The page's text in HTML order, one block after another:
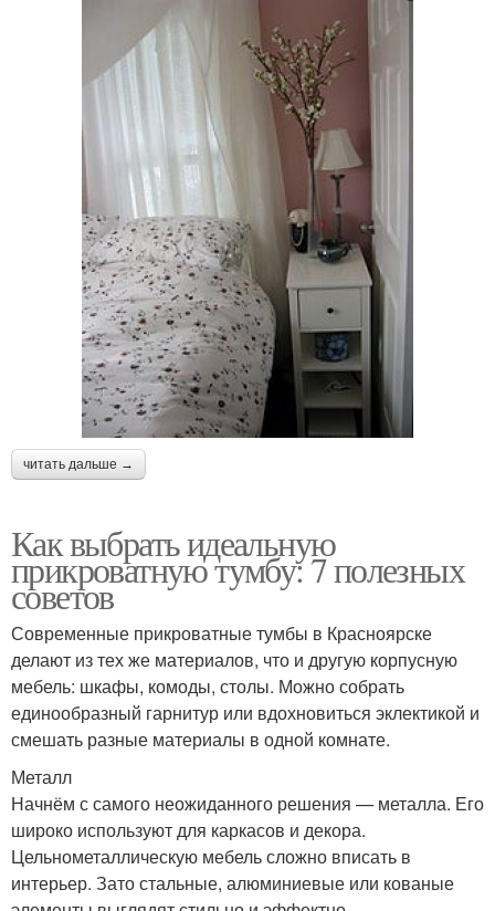
читать дальше →
Как выбрать идеальную
прикроватную тумбу: 7 полезных
советов
Современные прикроватные тумбы в Красноярске
делают из тех же материалов, что и другую корпусную
мебель: шкафы, комоды, столы. Можно собрать
единообразный гарнитур или вдохновиться эклектикой и
смешать разные материалы в одной комнате.
Металл
Начнём с самого неожиданного решения — металла. Его
широко используют для каркасов и декора.
Цельнометаллическую мебель сложно вписать в
интерьер. Зато стальные, алюминиевые или кованые